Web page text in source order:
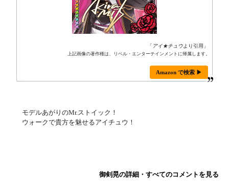
「 アイ★チュウより引用」
上記画像の著作権は、リベル・エンターテインメントに帰属します。
Amazon で検索 ▶
モデルあがりのMr.ストイック！
ウォークで貴方を魅せるアイチュウ！
御剣晃の詳細・すべてのコメントを見る